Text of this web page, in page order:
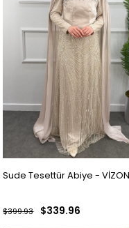
Sude Tesettür Abiye - VİZON
$339.96
$399.93